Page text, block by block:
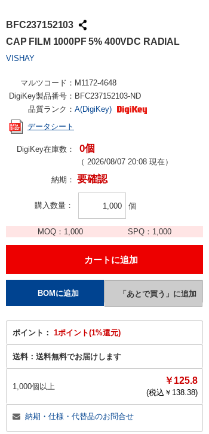
BFC237152103
CAP FILM 1000PF 5% 400VDC RADIAL
VISHAY
マルツコード： M1172-4648
DigiKey製品番号： BFC237152103-ND
品質ランク： A(DigiKey)
データシート
DigiKey在庫数： 0個
（ 2026/08/07 20:08 現在）
納期： 要確認
購入数量 個
MOQ： 1,000 SPQ： 1,000
ポイント： 1ポイント(1%還元)
送料： 送料無料でお届けします
1,000個以上
￥125.8
(税込￥ 138.38)
納期・仕様・代替品のお問合せ